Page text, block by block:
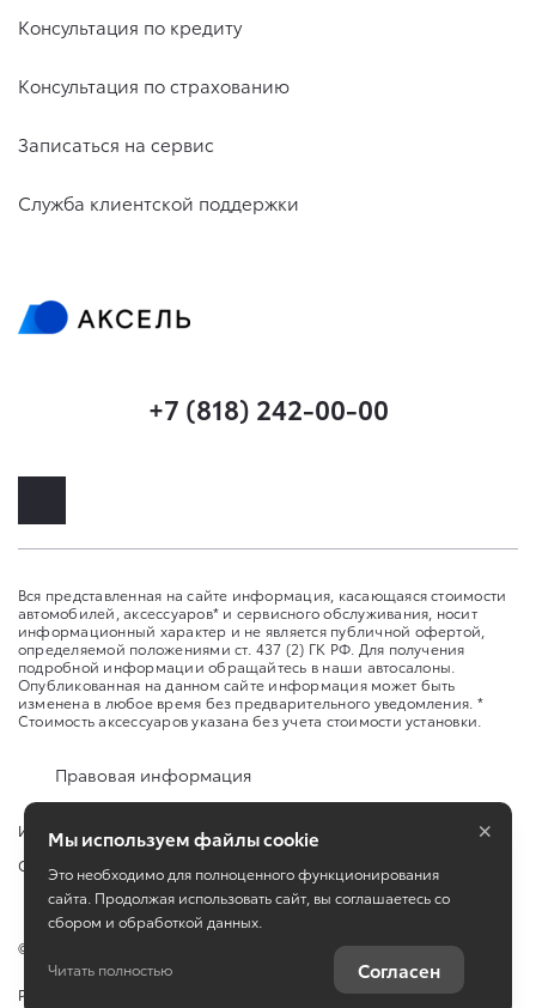
Консультация по кредиту
Консультация по страхованию
Записаться на сервис
Служба клиентской поддержки
+7 (818) 242-00-00
Вся представленная на сайте информация, касающаяся стоимости
автомобилей, аксессуаров* и сервисного обслуживания, носит
информационный характер и не является публичной офертой,
определяемой положениями ст. 437 (2) ГК РФ. Для получения
подробной информации обращайтесь в наши автосалоны.
Опубликованная на данном сайте информация может быть
изменена в любое время без предварительного уведомления. *
Стоимость аксессуаров указана без учета стоимости установки.
Правовая информация
Изменить настройку cookies
Сбросить cookie
©
Работает на технологиях
Мы используем файлы cookie
Это необходимо для полноценного функционирования
сайта. Продолжая использовать сайт, вы соглашаетесь со
сбором и обработкой данных.
Читать полностью Согласен
×